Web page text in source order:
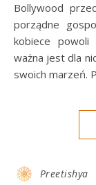
Bollywood
porządne
kobiece powoli
ważna jest dla
swoich marzeń.
Preetishya